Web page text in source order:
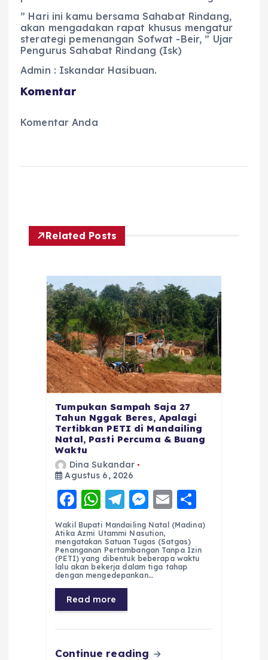
” Hari ini kamu bersama Sahabat Rindang,
akan mengadakan rapat khusus mengatur
sterategi pemenangan Sofwat -Beir, ” Ujar
Pengurus Sahabat Rindang (Isk)
Admin : Iskandar Hasibuan.
Komentar
Komentar Anda
Related Posts
Tumpukan Sampah Saja 27
Tahun Nggak Beres, Apalagi
Tertibkan PETI di Mandailing
Natal, Pasti Percuma & Buang
Waktu
Dina Sukandar
Agustus 6, 2026
F
a
c
e
b
o
o
k
W
h
a
ts
A
p
p
T
el
e
g
r
a
m
M
e
ss
e
n
E
m
ai
l
h
re
Wakil Bupati Mandailing Natal (Madina)
Atika Azmi Utammi Nasution,
mengatakan Satuan Tugas (Satgas)
Penanganan Pertambangan Tanpa Izin
(PETI) yang dibentuk beberapa waktu
lalu akan bekerja dalam tiga tahap
dengan mengedepankan…
Read more
Continue reading